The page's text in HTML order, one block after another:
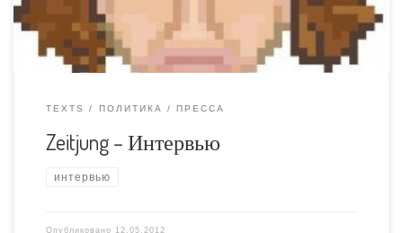
TEXTS ПОЛИТИКА ПРЕССА
Zeitjung – Интервью
интервью
Опубликовано 12.05.2012